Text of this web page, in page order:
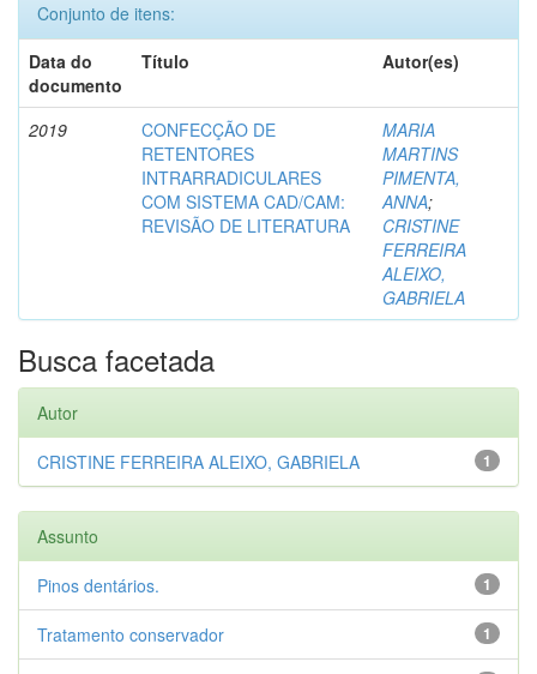
Conjunto de itens:
Data do
documento
Título Autor(es)
2019
CONFECÇÃO DE
RETENTORES
INTRARRADICULARES
COM SISTEMA CAD/CAM:
REVISÃO DE LITERATURA
MARIA
MARTINS
PIMENTA,
ANNA;
CRISTINE
FERREIRA
ALEIXO,
GABRIELA
Busca facetada
Autor
1
CRISTINE FERREIRA ALEIXO, GABRIELA
Assunto
1
Pinos dentários.
1
Tratamento conservador